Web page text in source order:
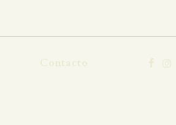
Contacto